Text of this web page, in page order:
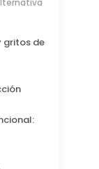
gritos de